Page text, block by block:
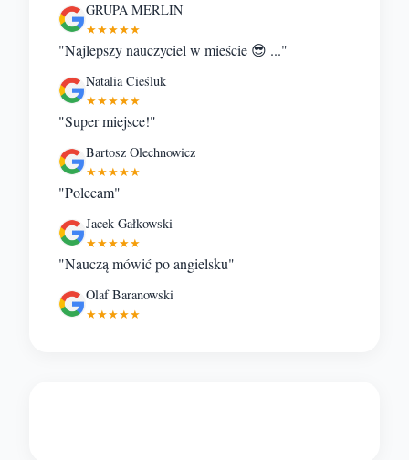
GRUPA MERLIN
★★★★★
"Najlepszy nauczyciel w mieście 😎 ..."
Natalia Cieśluk
★★★★★
"Super miejsce!"
Bartosz Olechnowicz
★★★★★
"Polecam"
Jacek Gałkowski
★★★★★
"Nauczą mówić po angielsku"
Olaf Baranowski
★★★★★